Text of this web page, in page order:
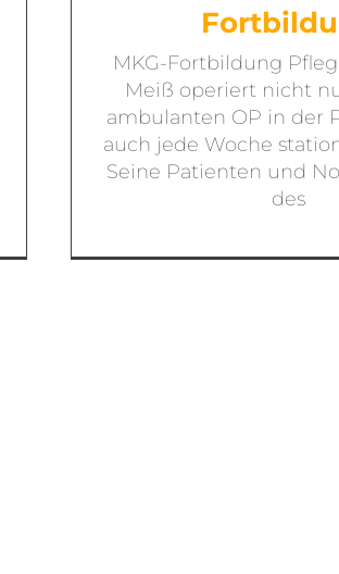
MKG-Fortbildung
Meiß operiert nicht
ambulanten OP in der
auch jede Woche
Seine Patienten und
des